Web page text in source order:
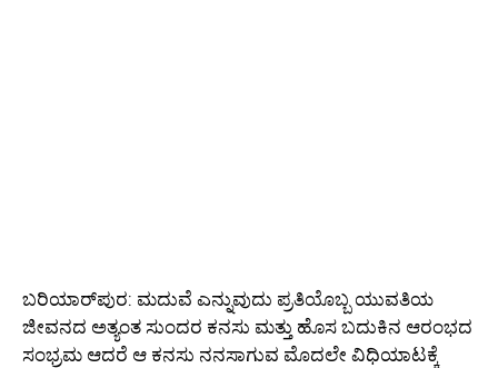
ಬರಿಯಾರ್‌ಪುರ: ಮದುವೆ ಎನ್ನುವುದು ಪ್ರತಿಯೊಬ್ಬ ಯುವತಿಯ
ಜೀವನದ ಅತ್ಯಂತ ಸುಂದರ ಕನಸು ಮತ್ತು ಹೊಸ ಬದುಕಿನ ಆರಂಭದ
ಸಂಭ್ರಮ ಆದರೆ ಆ ಕನಸು ನನಸಾಗುವ ಮೊದಲೇ ವಿಧಿಯಾಟಕ್ಕೆ